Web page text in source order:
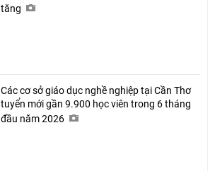
tăng
Các cơ sở giáo dục nghề nghiệp tại Cần Thơ
tuyển mới gần 9.900 học viên trong 6 tháng
đầu năm 2026